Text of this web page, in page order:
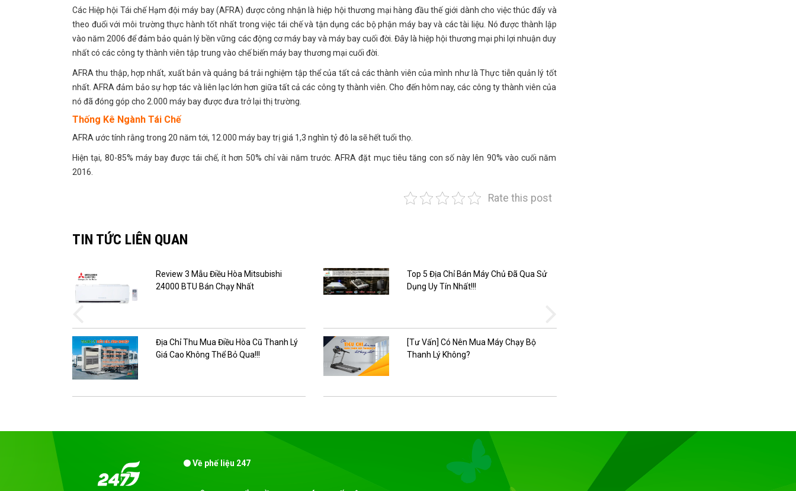
Các Hiệp hội Tái chế Hạm đội máy bay (AFRA) được công nhận là hiệp hội thương mại hàng đầu thế giới dành cho việc thúc đẩy và
theo đuổi với môi trường thực hành tốt nhất trong việc tái chế và tận dụng các bộ phận máy bay và các tài liệu. Nó được thành lập
vào năm 2006 để đảm bảo quản lý bền vững các động cơ máy bay và máy bay cuối đời. Đây là hiệp hội thương mại phi lợi nhuận duy
nhất có các công ty thành viên tập trung vào chế biến máy bay thương mại cuối đời.
AFRA thu thập, hợp nhất, xuất bản và quảng bá trải nghiệm tập thể của tất cả các thành viên của mình như là Thực tiễn quản lý tốt
nhất. AFRA đảm bảo sự hợp tác và liên lạc lớn hơn giữa tất cả các công ty thành viên. Cho đến hôm nay, các công ty thành viên của
nó đã đóng góp cho 2.000 máy bay được đưa trở lại thị trường.
Thống Kê Ngành Tái Chế
AFRA ước tính rằng trong 20 năm tới, 12.000 máy bay trị giá 1,3 nghìn tỷ đô la sẽ hết tuổi thọ.
Hiện tại, 80-85% máy bay được tái chế, ít hơn 50% chỉ vài năm trước. AFRA đặt mục tiêu tăng con số này lên 90% vào cuối năm
2016.
Rate this post
TIN TỨC LIÊN QUAN
Review 3 Mẫu Điều Hòa Mitsubishi
24000 BTU Bán Chạy Nhất
Top 5 Địa Chỉ Bán Máy Chủ Đã Qua Sử
Dụng Uy Tín Nhất!!!
Địa Chỉ Thu Mua Điều Hòa Cũ Thanh Lý
Giá Cao Không Thể Bỏ Qua!!!
[Tư Vấn] Có Nên Mua Máy Chạy Bộ
Thanh Lý Không?
Về phế liệu 247